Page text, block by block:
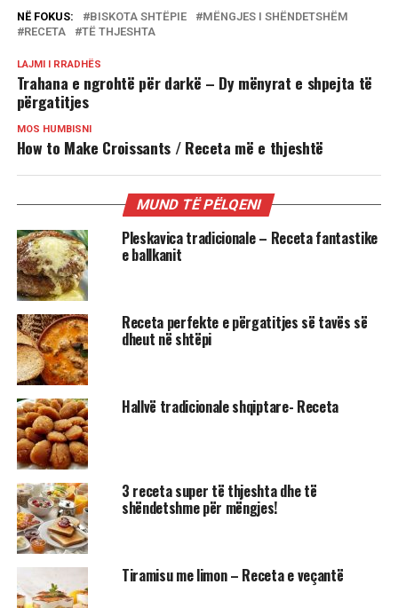
NË FOKUS: BISKOTA SHTËPIE
MËNGJES I SHËNDETSHËM
RECETA
TË THJESHTA
LAJMI I RRADHËS
Trahana e ngrohtë për darkë – Dy mënyrat e shpejta të
përgatitjes
MOS HUMBISNI
How to Make Croissants / Receta më e thjeshtë
MUND TË PËLQENI
Pleskavica tradicionale – Receta fantastike
e ballkanit
Receta perfekte e përgatitjes së tavës së
dheut në shtëpi
Hallvë tradicionale shqiptare- Receta
3 receta super të thjeshta dhe të
shëndetshme për mëngjes!
Tiramisu me limon – Receta e veçantë